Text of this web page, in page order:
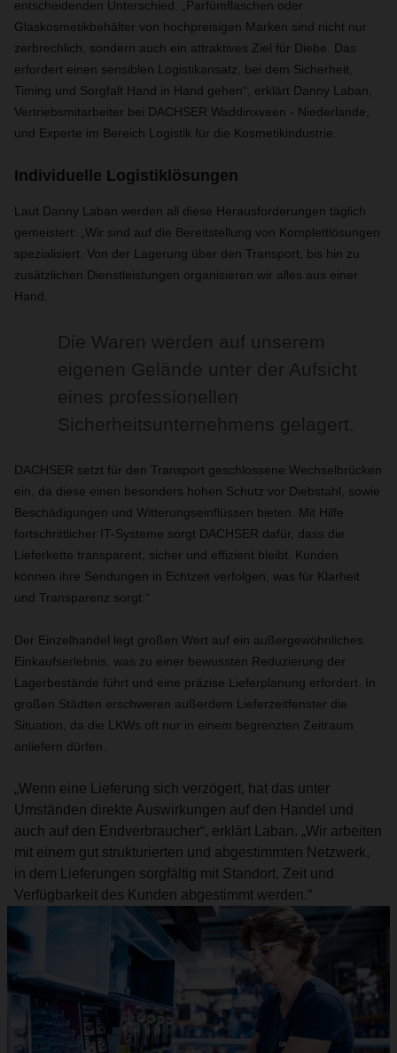
entscheidenden Unterschied. „Parfümflaschen oder
Glaskosmetikbehälter von hochpreisigen Marken sind nicht nur
zerbrechlich, sondern auch ein attraktives Ziel für Diebe. Das
erfordert einen sensiblen Logistikansatz, bei dem Sicherheit,
Timing und Sorgfalt Hand in Hand gehen“, erklärt Danny Laban,
Vertriebsmitarbeiter bei DACHSER Waddinxveen - Niederlande,
und Experte im Bereich Logistik für die Kosmetikindustrie.
Individuelle Logistiklösungen
Laut Danny Laban werden all diese Herausforderungen täglich
gemeistert: „Wir sind auf die Bereitstellung von Komplettlösungen
spezialisiert. Von der Lagerung über den Transport, bis hin zu
zusätzlichen Dienstleistungen organisieren wir alles aus einer
Hand.
Die Waren werden auf unserem
eigenen Gelände unter der Aufsicht
eines professionellen
Sicherheitsunternehmens gelagert.
DACHSER setzt für den Transport geschlossene Wechselbrücken
ein, da diese einen besonders hohen Schutz vor Diebstahl, sowie
Beschädigungen und Witterungseinflüssen bieten. Mit Hilfe
fortschrittlicher IT-Systeme sorgt DACHSER dafür, dass die
Lieferkette transparent, sicher und effizient bleibt. Kunden
können ihre Sendungen in Echtzeit verfolgen, was für Klarheit
und Transparenz sorgt.“
Der Einzelhandel legt großen Wert auf ein außergewöhnliches
Einkaufserlebnis, was zu einer bewussten Reduzierung der
Lagerbestände führt und eine präzise Lieferplanung erfordert. In
großen Städten erschweren außerdem Lieferzeitfenster die
Situation, da die LKWs oft nur in einem begrenzten Zeitraum
anliefern dürfen.
„Wenn eine Lieferung sich verzögert, hat das unter
Umständen direkte Auswirkungen auf den Handel und
auch auf den Endverbraucher“, erklärt Laban. „Wir arbeiten
mit einem gut strukturierten und abgestimmten Netzwerk,
in dem Lieferungen sorgfältig mit Standort, Zeit und
Verfügbarkeit des Kunden abgestimmt werden.“